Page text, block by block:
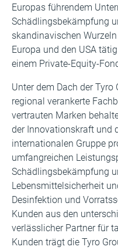
Europas führendem
Schädlingsbekämpfung
skandinavischen
Europa und den USA
einem Private-Equity-
Unter dem Dach der
regional verankerte
vertrauten Marken
der Innovationskraft und
internationalen Gruppe
umfangreichen
Schädlingsbekämpfung
Lebensmittelsicherheit
Desinfektion und
Kunden aus den
verlässlicher Partner für
Kunden trägt die Tyro